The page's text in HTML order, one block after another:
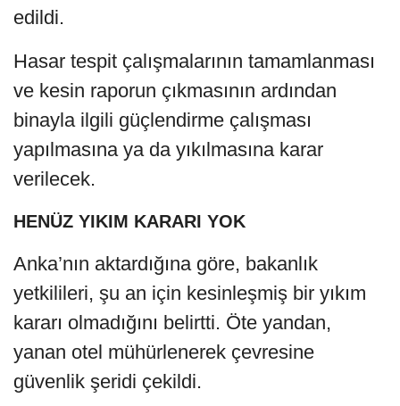
edildi.
Hasar tespit çalışmalarının tamamlanması
ve kesin raporun çıkmasının ardından
binayla ilgili güçlendirme çalışması
yapılmasına ya da yıkılmasına karar
verilecek.
HENÜZ YIKIM KARARI YOK
Anka’nın aktardığına göre, bakanlık
yetkilileri, şu an için kesinleşmiş bir yıkım
kararı olmadığını belirtti. Öte yandan,
yanan otel mühürlenerek çevresine
güvenlik şeridi çekildi.